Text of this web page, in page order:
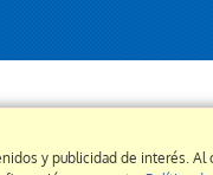
y publicidad de interés.